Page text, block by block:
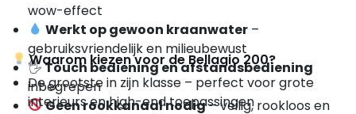
wow-effect
Werkt op gewoon kraanwater –
gebruiksvriendelijk en milieubewust
🖐️Touch bediening en afstandsbediening
inbegrepen
Geen rookkanaal nodig– veilig, rookloos en
Waarom kiezen voor de Bellagio 200?
De grootste in zijn klasse – perfect voor grote
interieurs en high-end toepassingen